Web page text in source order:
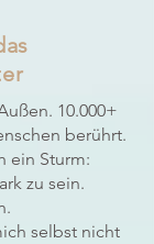
10.000+
berührt.
ein Sturm:
zu sein.
selbst nicht